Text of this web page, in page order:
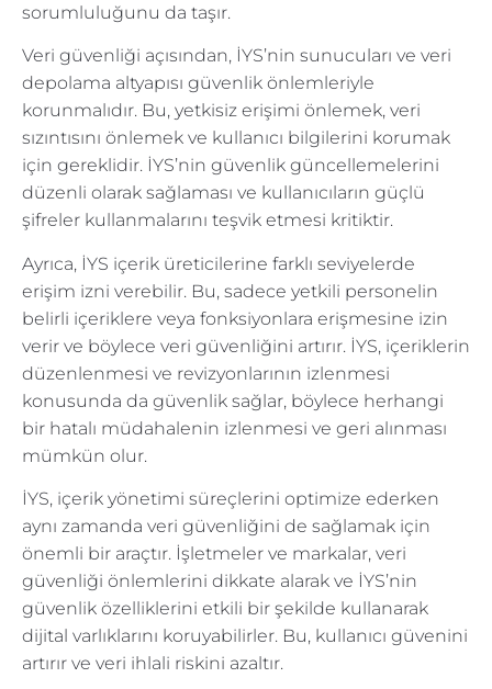
sorumluluğunu da taşır.
Veri güvenliği açısından, İYS’nin sunucuları ve veri
depolama altyapısı güvenlik önlemleriyle
korunmalıdır. Bu, yetkisiz erişimi önlemek, veri
sızıntısını önlemek ve kullanıcı bilgilerini korumak
için gereklidir. İYS’nin güvenlik güncellemelerini
düzenli olarak sağlaması ve kullanıcıların güçlü
şifreler kullanmalarını teşvik etmesi kritiktir.
Ayrıca, İYS içerik üreticilerine farklı seviyelerde
erişim izni verebilir. Bu, sadece yetkili personelin
belirli içeriklere veya fonksiyonlara erişmesine izin
verir ve böylece veri güvenliğini artırır. İYS, içeriklerin
düzenlenmesi ve revizyonlarının izlenmesi
konusunda da güvenlik sağlar, böylece herhangi
bir hatalı müdahalenin izlenmesi ve geri alınması
mümkün olur.
İYS, içerik yönetimi süreçlerini optimize ederken
aynı zamanda veri güvenliğini de sağlamak için
önemli bir araçtır. İşletmeler ve markalar, veri
güvenliği önlemlerini dikkate alarak ve İYS’nin
güvenlik özelliklerini etkili bir şekilde kullanarak
dijital varlıklarını koruyabilirler. Bu, kullanıcı güvenini
artırır ve veri ihlali riskini azaltır.